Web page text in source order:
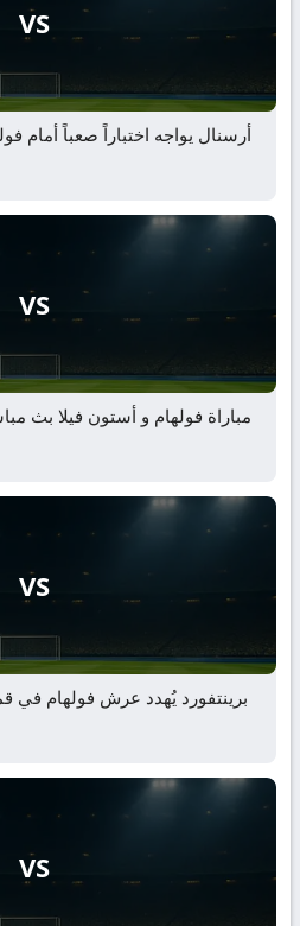
VS
أرسنال يواجه اختباراً صعباً أمام
VS
VS
برينتفورد يُهدد عرش فولهام في
VS